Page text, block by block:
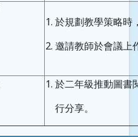
1. 於規劃教學策略時
2. 邀請教師於會議上
1. 於二年級推動圖
行分享。